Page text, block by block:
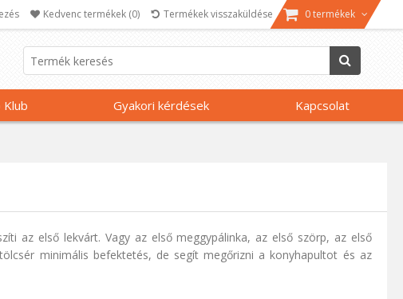
Kedvenc termékek (0) Termékek visszaküldése 0 termékek
Klub Gyakori kérdések Kapcsolat
az első lekvárt. Vagy az első meggypálinka, az első szörp, az első
minimális befektetés, de segít megőrizni a konyhapultot és az